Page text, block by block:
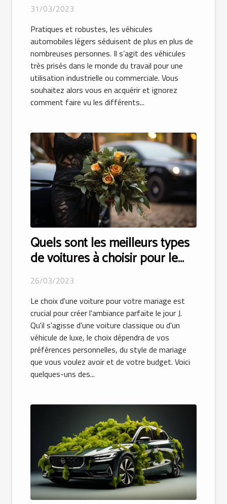
31/03/2023
Pratiques et robustes, les véhicules
automobiles légers séduisent de plus en plus de
nombreuses personnes. Il s’agit des véhicules
très prisés dans le monde du travail pour une
utilisation industrielle ou commerciale. Vous
souhaitez alors vous en acquérir et ignorez
comment faire vu les différents...
Quels sont les meilleurs types
de voitures à choisir pour le
mariage ?
26/03/2023
Le choix d'une voiture pour votre mariage est
crucial pour créer l'ambiance parfaite le jour J.
Qu'il s'agisse d'une voiture classique ou d'un
véhicule de luxe, le choix dépendra de vos
préférences personnelles, du style de mariage
que vous voulez avoir et de votre budget. Voici
quelques-uns des...